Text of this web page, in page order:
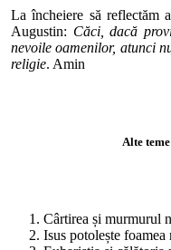
La încheiere să reflectăm
Augustin: Căci, dacă
nevoile oamenilor, atunci
religie. Amin
Alte
Cârtirea și murmurul
Isus potolește foamea